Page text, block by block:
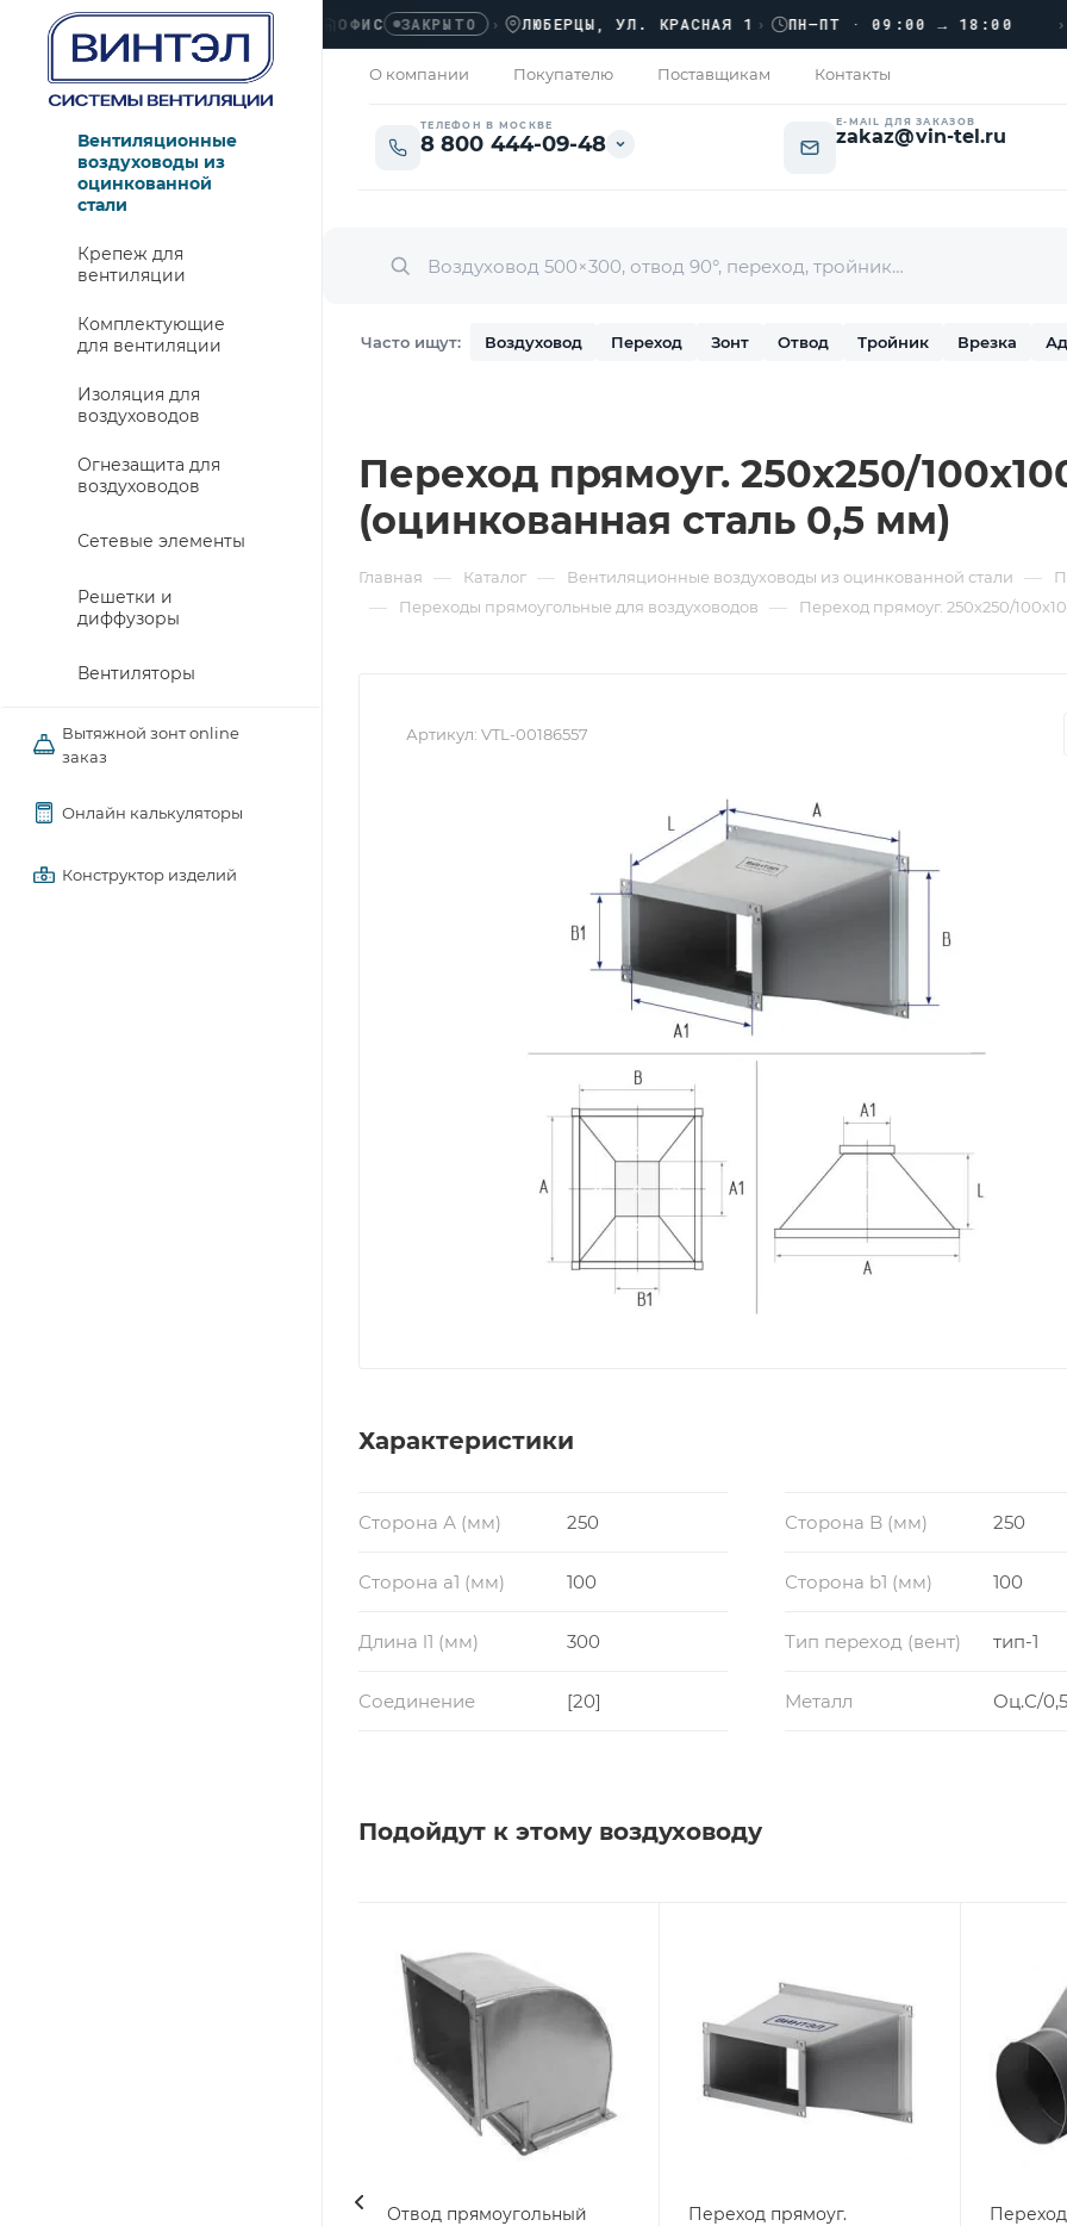
ЗАКРЫТО › ЛЮБЕРЦЫ, УЛ. КРАСНАЯ 1› ПН–ПТ · 09:00 → 18:00 ›››
О компании Покупателю Поставщикам Контакты
ТЕЛЕФОН В МОСКВЕ
8 800 444-09-48
E-MAIL ДЛЯ ЗАКАЗОВ
zakaz@vin-tel.ru
Часто ищут: Воздуховод Переход Зонт Отвод Тройник Врезка
Вентиляционные
воздуховоды из
оцинкованной
стали
Крепеж для
вентиляции
Комплектующие
для вентиляции
Изоляция для
воздуховодов
Огнезащита для
воздуховодов
Сетевые элементы
Решетки и
диффузоры
Вентиляторы
Вытяжной зонт online
заказ
Онлайн калькуляторы
Конструктор изделий
Переход прямоуг. 250х250/
(оцинкованная сталь 0,5 мм)
Главная — Каталог — Вентиляционные воздуховоды из оцинкованной стали —
— Переходы прямоугольные для воздуховодов — Переход прямоуг. 250х250/
Артикул: VTL-00186557
Характеристики
Сторона А (мм) 250 Сторона B (мм) 250
Сторона a1 (мм) 100 Сторона b1 (мм) 100
Длина l1 (мм) 300 Тип переход (вент) тип-1
Соединение [20] Металл Оц.С/
Подойдут к этому воздуховоду
Отвод прямоугольный
Переход прямоуг.